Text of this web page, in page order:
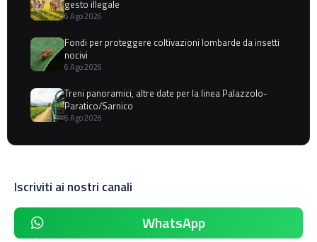
gesto illegale
6 Ago 2026
Fondi per proteggere coltivazioni lombarde da insetti
nocivi
6 Ago 2026
Treni panoramici, altre date per la linea Palazzolo-
Paratico/Sarnico
6 Ago 2026
Iscriviti ai nostri canali
WhatsApp